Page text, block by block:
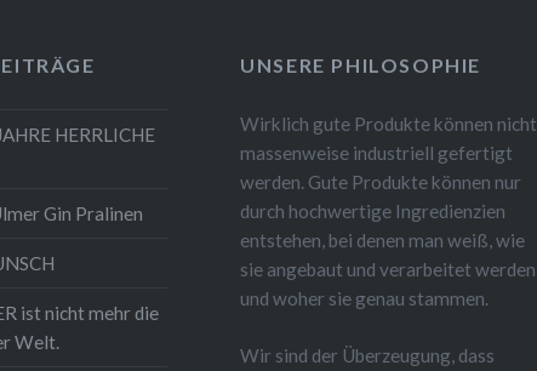
HERRLICHE
Gin Pralinen
ist nicht mehr die
Welt.
UNSERE PHILOSOPHIE
Wirklich gute Produkte können nicht
massenweise industriell gefertigt
werden. Gute Produkte können nur
durch hochwertige Ingredienzien
entstehen, bei denen man weiß, wie
sie angebaut und verarbeitet werden
und woher sie genau stammen.
Wir sind der Überzeugung, dass